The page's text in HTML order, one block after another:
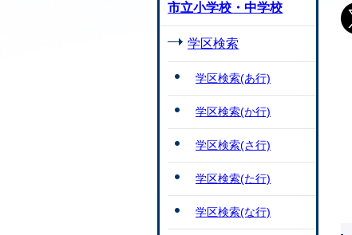
市立小学校・中学校
学区検索
学区検索(あ行)
学区検索(か行)
学区検索(さ行)
学区検索(た行)
学区検索(な行)